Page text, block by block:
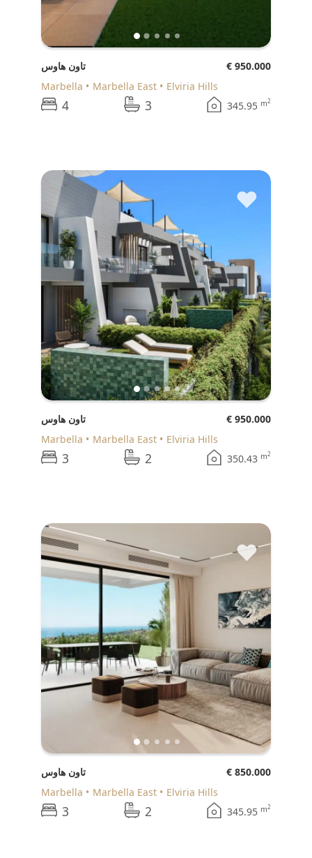
تاون هاوس
€ 950.000
Marbella
Marbella East Elviria Hills
4 3 345.95 m2
♥
تاون هاوس
€ 950.000
Marbella
Marbella East Elviria Hills
3 2 350.43 m2
♥
تاون هاوس
€ 850.000
Marbella
Marbella East Elviria Hills
3 2 345.95 m2